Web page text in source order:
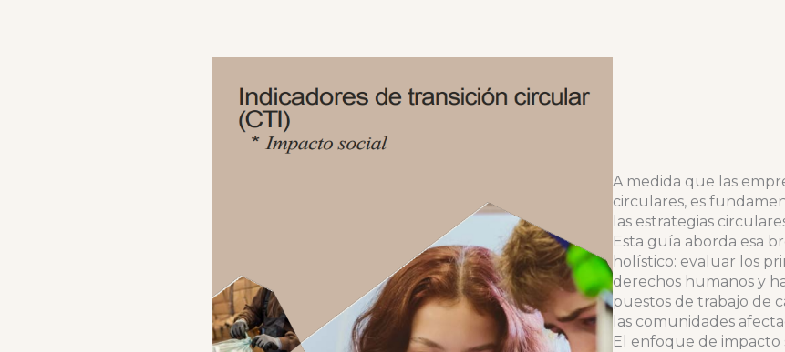
A medida que las
circulares, es
las estrategias
Esta guía aborda esa
holístico: evaluar los
derechos humanos y
puestos de trabajo de
las comunidades
El enfoque de impacto